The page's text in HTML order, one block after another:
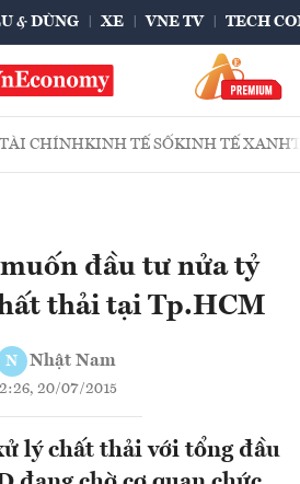
& DÙNG XE VNE TV TECH
TÀI CHÍNHKINH TẾ SỐKINH TẾ XANH
đầu tư nửa tỷ
thải tại Tp.HCM
N Nhật Nam
20/07/2015
lý chất thải với tổng đầu